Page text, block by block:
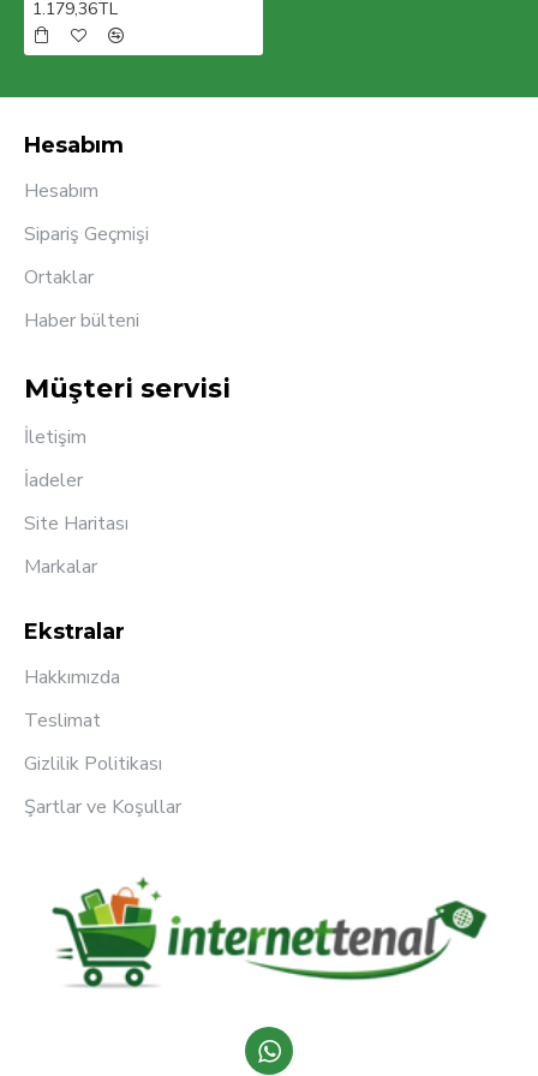
1.179,36TL
Hesabım
Hesabım
Sipariş Geçmişi
Ortaklar
Haber bülteni
Müşteri servisi
İletişim
İadeler
Site Haritası
Markalar
Ekstralar
Hakkımızda
Teslimat
Gizlilik Politikası
Şartlar ve Koşullar